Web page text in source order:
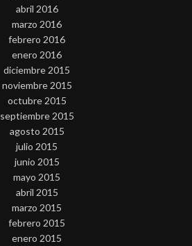
abril 2016
marzo 2016
febrero 2016
enero 2016
diciembre 2015
noviembre 2015
octubre 2015
septiembre 2015
agosto 2015
julio 2015
junio 2015
mayo 2015
abril 2015
marzo 2015
febrero 2015
enero 2015